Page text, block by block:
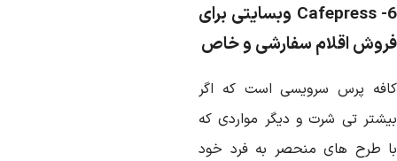
Cafepressوبسایتی برای
اقلام سفارشی و خاص
پرس سرویسی است که اگر
تی شرت و دیگر مواردی که
طرح های منحصر به فرد خود